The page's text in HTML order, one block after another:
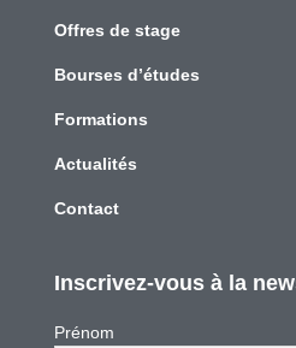
Offres de stage
Bourses d’études
Formations
Actualités
Contact
Inscrivez-vous à la
Prénom